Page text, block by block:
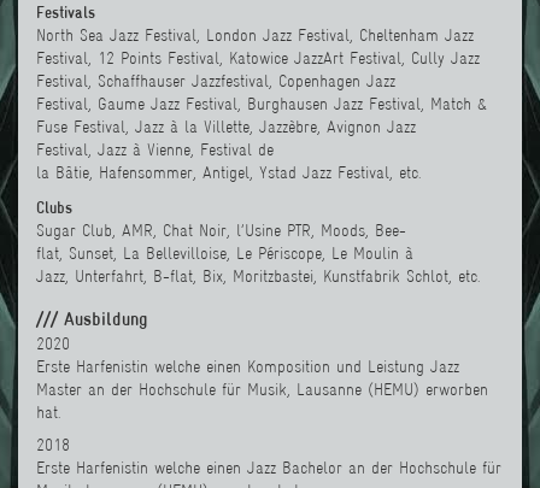
Festivals
North Sea Jazz Festival, London Jazz Festival
Cheltenham Jazz
Festival,
12 Points Festival Katowice JazzArt Festival
Cully Jazz
Festival
Schaffhauser Jazzfestival
Copenhagen Jazz
Festival
Gaume Jazz Festival Burghausen Jazz Festival
Match &
Fuse Festival Jazz à la Villette Jazzèbre Avignon Jazz
Festival Jazz à Vienne Festival de
la Bâtie Hafensommer Antigel Ystad Jazz Festival , etc.
Clubs
Sugar Club , AMR Chat Noir l’Usine PTR Moods Bee-
flat Sunset La Bellevilloise Le Périscope Le Moulin à
Jazz Unterfahrt B-flat Bix Moritzbastei Kunstfabrik Schlot , etc.
/// Ausbildung
2020
Erste Harfenistin welche einen Komposition und Leistung Jazz
Master an der Hochschule für Musik, Lausanne (HEMU) erworben
hat
2018
Erste Harfenistin welche einen Jazz Bachelor an der Hochschule für